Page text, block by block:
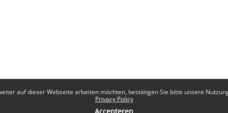
auf dieser Webseite arbeiten möchten, bestätigen Sie bitte unsere
Privacy Policy